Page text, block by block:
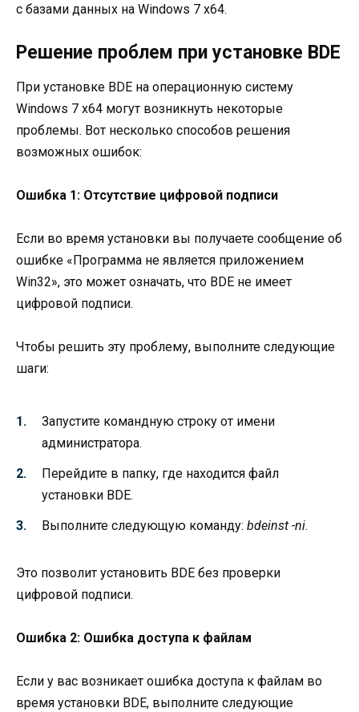
с базами данных на Windows 7 x64.
Решение проблем при установке BDE
При установке BDE на операционную систему
Windows 7 x64 могут возникнуть некоторые
проблемы. Вот несколько способов решения
возможных ошибок:
Ошибка 1: Отсутствие цифровой подписи
Если во время установки вы получаете сообщение об
ошибке «Программа не является приложением
Win32», это может означать, что BDE не имеет
цифровой подписи.
Чтобы решить эту проблему, выполните следующие
шаги:
Запустите командную строку от имени
администратора.
Перейдите в папку, где находится файл
установки BDE.
Выполните следующую команду: bdeinst -ni.
Это позволит установить BDE без проверки
цифровой подписи.
Ошибка 2: Ошибка доступа к файлам
Если у вас возникает ошибка доступа к файлам во
время установки BDE, выполните следующие